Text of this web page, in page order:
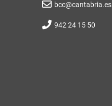
bcc@cantabria.es
942 24 15 50